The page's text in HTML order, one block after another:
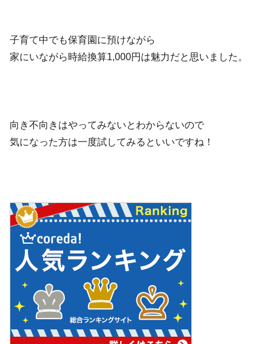
子育て中でも保育園に預けながら
家にいながら時給換算1,000円は魅力だと思いました。
向き不向きはやってみないとわからないので
気になった方は一度試してみるといいですね！